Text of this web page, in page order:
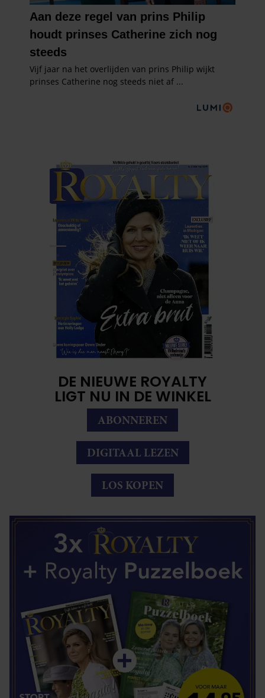
DE NIEUWE ROYALTY
LIGT NU IN DE WINKEL
ABONNEREN
DIGITAAL LEZEN
LOS KOPEN